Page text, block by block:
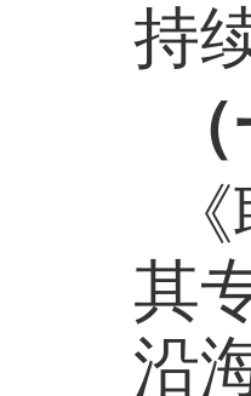
持
其
沿